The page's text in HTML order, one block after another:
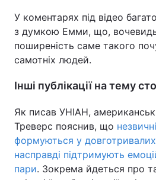
У коментарях під відео
з думкою Емми, що,
поширеність саме такого
самотніх людей.
Інші публікації на тему
Як писав УНІАН,
Треверс пояснив, що
формуються у
насправді підтримують
пари. Зокрема йдеться про